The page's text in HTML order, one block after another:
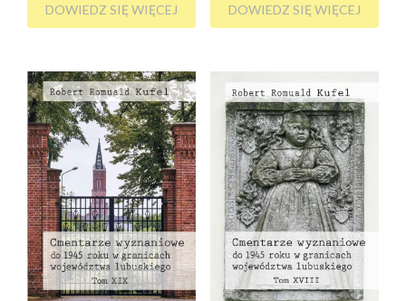
DOWIEDZ SIĘ WIĘCEJ DOWIEDZ SIĘ WIĘCEJ